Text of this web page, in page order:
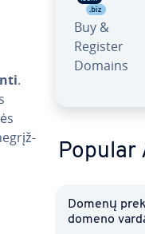
.
Buy &
Register
Domains
Popular
Domenų
domeno